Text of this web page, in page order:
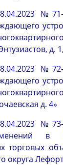
д.
д. 4»
в
торговых
округа